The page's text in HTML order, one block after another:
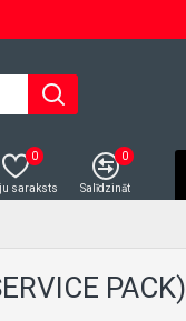
saraksts
0
Salīdzināt
0
PACK)